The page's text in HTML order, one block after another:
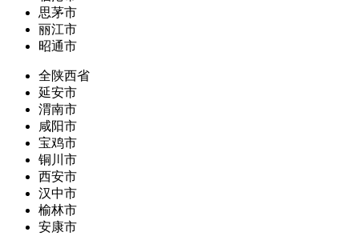
思茅市
丽江市
昭通市
全陕西省
延安市
渭南市
咸阳市
宝鸡市
铜川市
西安市
汉中市
榆林市
安康市